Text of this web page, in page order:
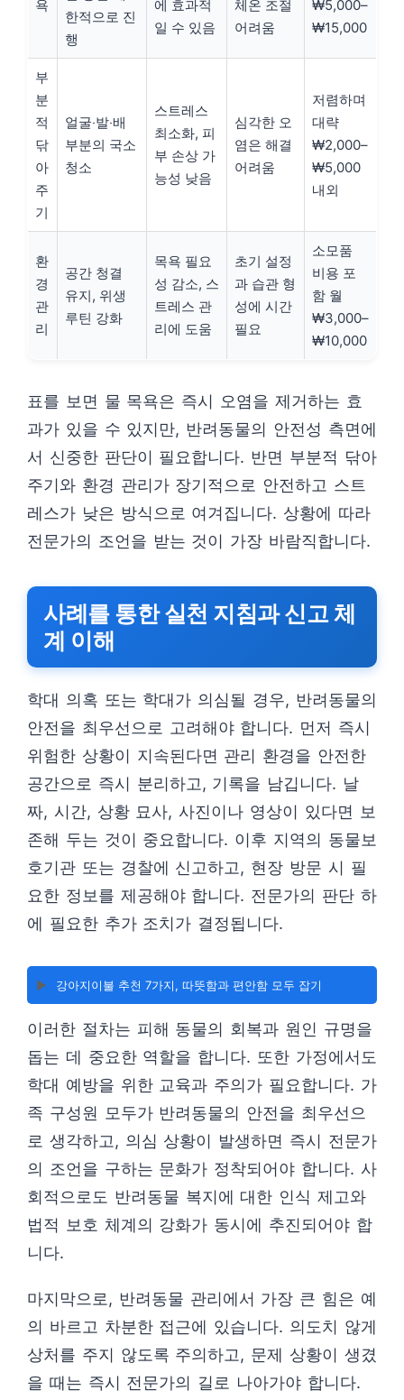
욕
한적으로 진
행
에 효과적
일 수 있음
체온 조절
어려움
₩5,000–
₩15,000
부
분
적
닦
아
주
기
얼굴‧발‧배
부분의 국소
청소
스트레스
최소화, 피
부 손상 가
능성 낮음
심각한 오
염은 해결
어려움
저렴하며
대략
₩2,000–
₩5,000
내외
환
경
관
리
공간 청결
유지, 위생
루틴 강화
목욕 필요
성 감소, 스
트레스 관
리에 도움
초기 설정
과 습관 형
성에 시간
필요
소모품
비용 포
함 월
₩3,000–
₩10,000
표를 보면 물 목욕은 즉시 오염을 제거하는 효
과가 있을 수 있지만, 반려동물의 안전성 측면에
서 신중한 판단이 필요합니다. 반면 부분적 닦아
주기와 환경 관리가 장기적으로 안전하고 스트
레스가 낮은 방식으로 여겨집니다. 상황에 따라
전문가의 조언을 받는 것이 가장 바람직합니다.
사례를 통한 실천 지침과 신고 체
계 이해
학대 의혹 또는 학대가 의심될 경우, 반려동물의
안전을 최우선으로 고려해야 합니다. 먼저 즉시
위험한 상황이 지속된다면 관리 환경을 안전한
공간으로 즉시 분리하고, 기록을 남깁니다. 날
짜, 시간, 상황 묘사, 사진이나 영상이 있다면 보
존해 두는 것이 중요합니다. 이후 지역의 동물보
호기관 또는 경찰에 신고하고, 현장 방문 시 필
요한 정보를 제공해야 합니다. 전문가의 판단 하
에 필요한 추가 조치가 결정됩니다.
▶️ 강아지이불 추천 7가지, 따뜻함과 편안함 모두 잡기
이러한 절차는 피해 동물의 회복과 원인 규명을
돕는 데 중요한 역할을 합니다. 또한 가정에서도
학대 예방을 위한 교육과 주의가 필요합니다. 가
족 구성원 모두가 반려동물의 안전을 최우선으
로 생각하고, 의심 상황이 발생하면 즉시 전문가
의 조언을 구하는 문화가 정착되어야 합니다. 사
회적으로도 반려동물 복지에 대한 인식 제고와
법적 보호 체계의 강화가 동시에 추진되어야 합
니다.
마지막으로, 반려동물 관리에서 가장 큰 힘은 예
의 바르고 차분한 접근에 있습니다. 의도치 않게
상처를 주지 않도록 주의하고, 문제 상황이 생겼
을 때는 즉시 전문가의 길로 나아가야 합니다.